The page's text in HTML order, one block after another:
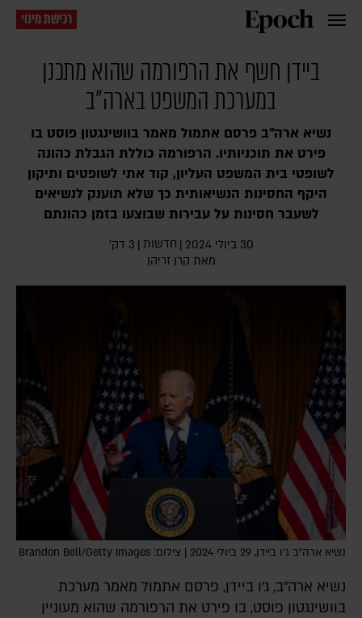
רכישת מינוי
ביידן חשף את הרפורמה שהוא מתכנן
במערכת המשפט בארה"ב
נשיא ארה"ב פרסם אתמול מאמר בוושינגטון פוסט בו
פירט את תוכניותיו. הרפורמה כוללת הגבלת כהונה
לשופטי בית המשפט העליון, קוד אתי לשופטים ותיקון
היקף החסינות הנשיאותית כך שלא תוענק לנשיאים
לשעבר חסינות על עבירות שבוצעו בזמן כהונתם
30 ביולי 2024 | חדשות | 3 דק׳
מאת קרן זריהן
נשיא ארה"ב ג'ו ביידן, 29 ביולי 2024 | צילום: Brandon Bell/Getty Images
נשיא ארה"ב, ג'ו ביידן, פרסם אתמול מאמר מערכת
בוושינגטון פוסט, בו פירט את הרפורמה שהוא מעוניין